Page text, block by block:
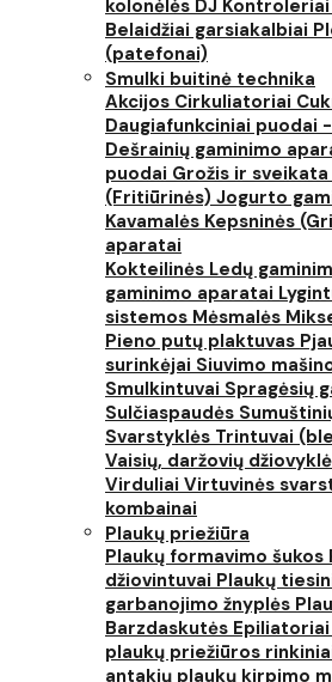
kolonėlės DJ Kontroleriai
Belaidžiai garsiakalbiai
(patefonai)
Smulki buitinė technika
Akcijos Cirkuliatoriai
Daugiafunkciniai puodai
Dešrainių gaminimo
puodai Grožis ir sveikata
(Fritiūrinės) Jogurto
Kavamalės Kepsninės
aparatai
Kokteilinės Ledų
gaminimo aparatai
sistemos Mėsmalės
Pieno putų plaktuvas
surinkėjai Siuvimo
Smulkintuvai Spragėsių
Sulčiaspaudės
Svarstyklės Trintuvai
Vaisių, daržovių
Virduliai Virtuvinės
kombainai
Plaukų priežiūra
Plaukų formavimo šukos
džiovintuvai Plaukų
garbanojimo žnyplės
Barzdaskutės Epiliatoriai
plaukų priežiūros
antakių plaukų kirpimo